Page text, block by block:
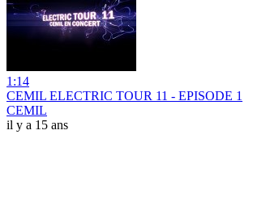
1:14
CEMIL ELECTRIC TOUR 11 - EPISODE 1
CEMIL
il y a 15 ans